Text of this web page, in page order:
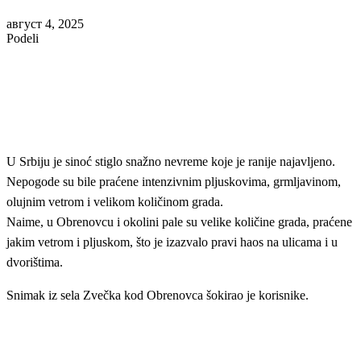
август 4, 2025
Podeli
U Srbiju je sinoć stiglo snažno nevreme koje je ranije najavljeno.
Nepogode su bile praćene intenzivnim pljuskovima, grmljavinom,
olujnim vetrom i velikom količinom grada.
Naime, u Obrenovcu i okolini pale su velike količine grada, praćene
jakim vetrom i pljuskom, što je izazvalo pravi haos na ulicama i u
dvorištima.
Snimak iz sela Zvečka kod Obrenovca šokirao je korisnike.